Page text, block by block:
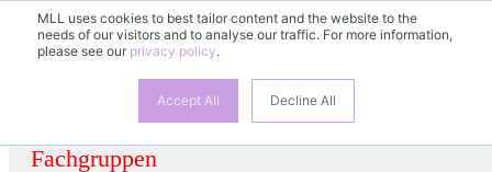
MLL uses cookies to best tailor content and the website to the
needs of our visitors and to analyse our traffic. For more information,
please see our privacy policy.
Accept All Decline All
DE
EN
FR ES
Fachgruppen